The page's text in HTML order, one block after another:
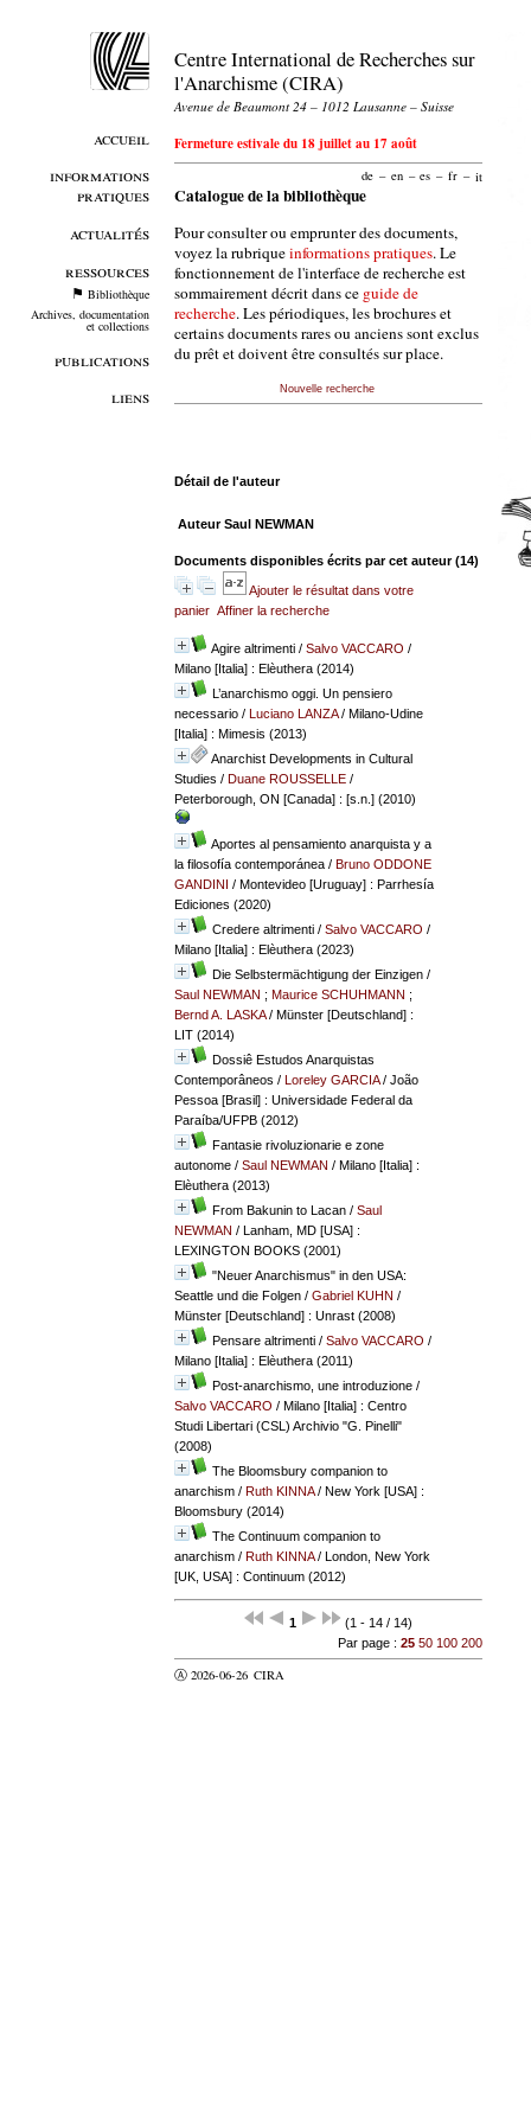
accueil
informations
pratiques
actualités
ressources
Bibliothèque
Archives, documentation
et collections
publications
liens
Centre International de Recherches sur
l'Anarchisme (CIRA)
Avenue de Beaumont 24 – 1012 Lausanne – Suisse
Fermeture estivale du 18 juillet au 17 août
de – en – es – fr – it
Catalogue de la bibliothèque
Pour consulter ou emprunter des documents,
voyez la rubriqueinformations pratiques. Le
fonctionnement de l'interface de recherche est
sommairement décrit dans ce guide de
recherche. Les périodiques, les brochures et
certains documents rares ou anciens sont exclus
du prêt et doivent être consultés sur place.
Nouvelle recherche
Détail de l'auteur
Auteur Saul NEWMAN
Documents disponibles écrits par cet auteur (14)
Ajouter le résultat dans votre
panier Affiner la recherche
Agire altrimenti/ Salvo VACCARO /
Milano [Italia] : Elèuthera (2014)
L’anarchismo oggi. Un pensiero
necessario/ Luciano LANZA/ Milano-Udine
[Italia] : Mimesis (2013)
Anarchist Developments in Cultural
Studies / Duane ROUSSELLE/
Peterborough, ON [Canada] : [s.n.] (2010)
Aportes al pensamiento anarquista y a
la filosofía contemporánea/ Bruno ODDONE
GANDINI / Montevideo [Uruguay] : Parrhesía
Ediciones (2020)
Credere altrimenti/ Salvo VACCARO /
Milano [Italia] : Elèuthera (2023)
Die Selbstermächtigung der Einzigen/
Saul NEWMAN ; Maurice SCHUHMANN ;
Bernd A. LASKA/ Münster [Deutschland] :
LIT (2014)
Dossiê Estudos Anarquistas
Contemporâneos / Loreley GARCIA/ João
Pessoa [Brasil] : Universidade Federal da
Paraíba/UFPB (2012)
Fantasie rivoluzionarie e zone
autonome/ Saul NEWMAN / Milano [Italia] :
Elèuthera (2013)
From Bakunin to Lacan/ Saul
NEWMAN / Lanham, MD [USA] :
LEXINGTON BOOKS (2001)
"Neuer Anarchismus" in den USA:
Seattle und die Folgen/ Gabriel KUHN /
Münster [Deutschland] : Unrast (2008)
Pensare altrimenti/ Salvo VACCARO /
Milano [Italia] : Elèuthera (2011)
Post-anarchismo, une introduzione/
Salvo VACCARO / Milano [Italia] : Centro
Studi Libertari (CSL) Archivio "G. Pinelli"
(2008)
The Bloomsbury companion to
anarchism/ Ruth KINNA/ New York [USA] :
Bloomsbury (2014)
The Continuum companion to
anarchism/ Ruth KINNA/ London, New York
[UK, USA] : Continuum (2012)
1
(1 - 14 / 14)
Par page : 25 50 100 200
Ⓐ 2026-06-26 CIRA